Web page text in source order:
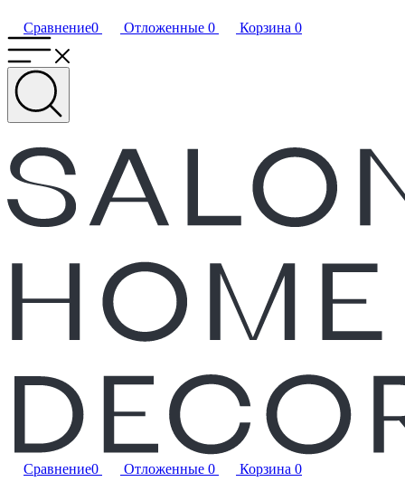
Сравнение0 Отложенные 0 Корзина 0
Сравнение0 Отложенные 0 Корзина 0